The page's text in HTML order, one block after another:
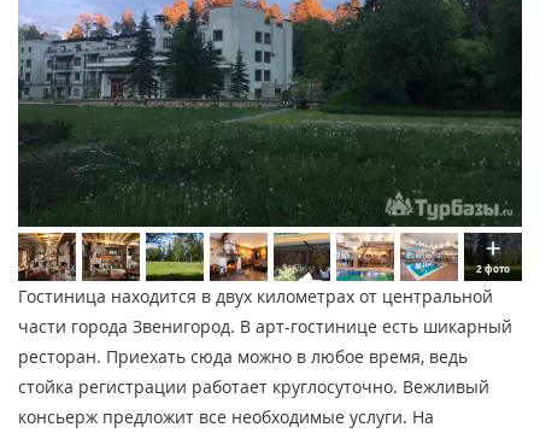
2 фото
Гостиница находится в двух километрах от центральной
части города Звенигород. В арт-гостинице есть шикарный
ресторан. Приехать сюда можно в любое время, ведь
стойка регистрации работает круглосуточно. Вежливый
консьерж предложит все необходимые услуги. На